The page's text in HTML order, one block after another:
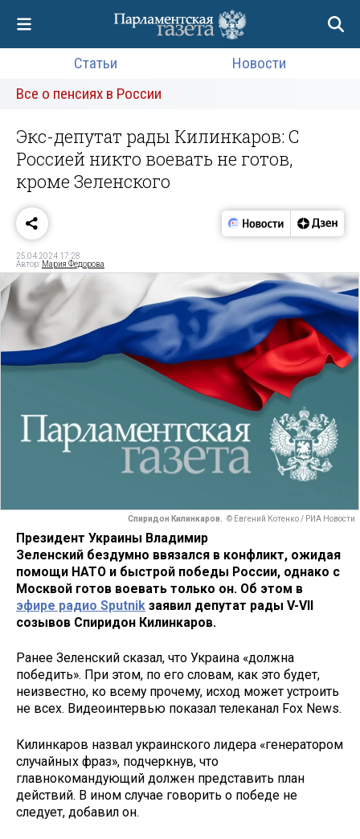
Статьи
Новости
Все о пенсиях в России
Экс-депутат рады Килинкаров: С
Россией никто воевать не готов,
кроме Зеленского
25.04.2024 17:28
Автор: Мария Федорова
Спиридон Килинкаров. © Евгений Котенко / РИА Новости
Президент Украины Владимир
Зеленский бездумно ввязался в конфликт, ожидая
помощи НАТО и быстрой победы России, однако с
Москвой готов воевать только он. Об этом в
эфире радио Sputnik заявил депутат рады V-VII
созывов Спиридон Килинкаров.
Ранее Зеленский сказал, что Украина «должна
победить». При этом, по его словам, как это будет,
неизвестно, ко всему прочему, исход может устроить
не всех. Видеоинтервью показал телеканал Fox News.
Килинкаров назвал украинского лидера «генератором
случайных фраз», подчеркнув, что
главнокомандующий должен представить план
действий. В ином случае говорить о победе не
следует, добавил он.